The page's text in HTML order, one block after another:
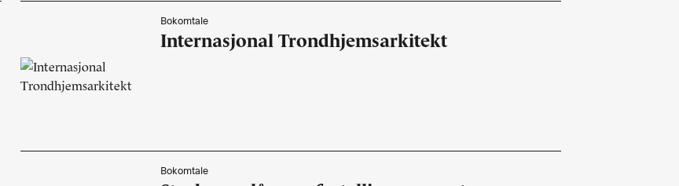
Bokomtale
Internasjonal Trondhjemsarkitekt
Bokomtale